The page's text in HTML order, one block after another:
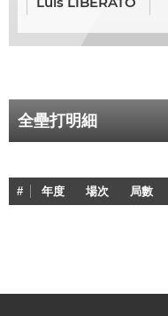
全壘打明細
# 年度 場次 局數